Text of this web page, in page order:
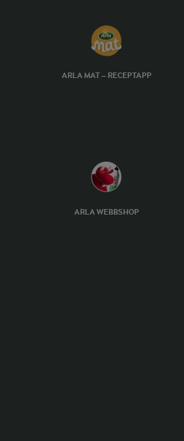
ARLA MAT – RECEPTAPP
ARLA WEBBSHOP